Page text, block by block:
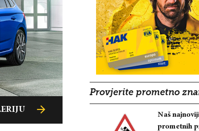
Provjerite prometno
Naš
prometnih